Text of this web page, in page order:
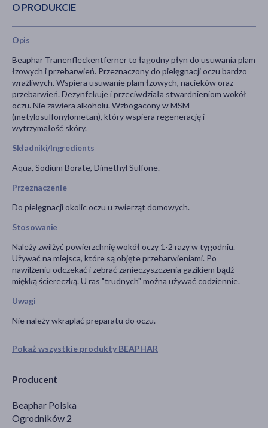
O PRODUKCIE
Pokaż wszystkie produkty BEAPHAR
Producent
Beaphar Polska
Ogrodników 2
Opis
Beaphar Tranenfleckentferner to łagodny płyn do usuwania plam
łzowych i przebarwień. Przeznaczony do pielęgnacji oczu bardzo
wrażliwych. Wspiera usuwanie plam łzowych, nacieków oraz
przebarwień. Dezynfekuje i przeciwdziała stwardnieniom wokół
oczu. Nie zawiera alkoholu. Wzbogacony w MSM
(metylosulfonylometan), który wspiera regenerację i
wytrzymałość skóry.
Składniki/Ingredients
Aqua, Sodium Borate, Dimethyl Sulfone.
Przeznaczenie
Do pielęgnacji okolic oczu u zwierząt domowych.
Stosowanie
Należy zwilżyć powierzchnię wokół oczy 1-2 razy w tygodniu.
Używać na miejsca, które są objęte przebarwieniami. Po
nawilżeniu odczekać i zebrać zanieczyszczenia gazikiem bądź
miękką ściereczką. U ras "trudnych" można używać codziennie.
Uwagi
Nie należy wkraplać preparatu do oczu.